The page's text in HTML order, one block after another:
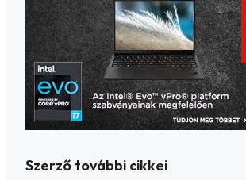
Szerző további cikkei